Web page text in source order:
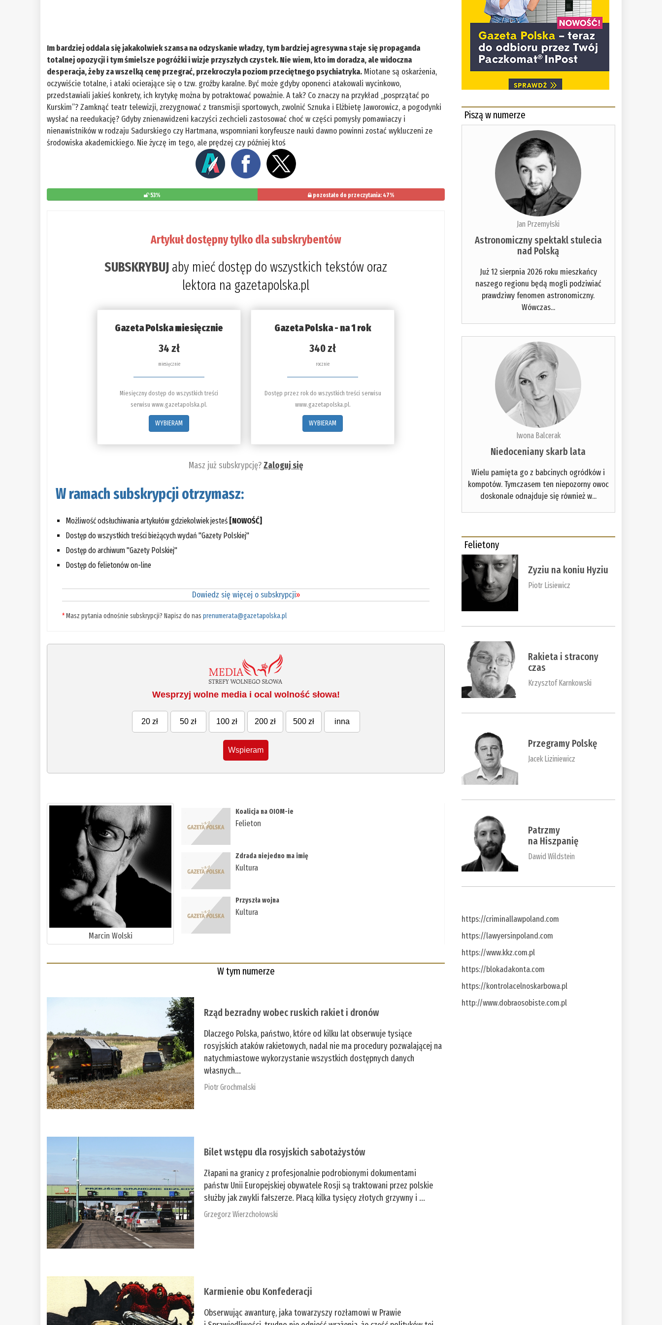
Im bardziej oddala się jakakolwiek szansa na odzyskanie władzy, tym bardziej agresywna staje się propaganda
totalnej opozycji i tym śmielsze pogróżki i wizje przyszłych czystek. Nie wiem, kto im doradza, ale widoczna
desperacja, żeby za wszelką cenę przegrać, przekroczyła poziom przeciętnego psychiatryka. Miotane są oskarżenia,
oczywiście totalne, i ataki ocierające się o tzw. groźby karalne. Być może gdyby oponenci atakowali wycinkowo,
przedstawiali jakieś konkrety, ich krytykę można by potraktować poważnie. A tak? Co znaczy na przykład „posprzątać po
Kurskim”? Zamknąć teatr telewizji, zrezygnować z transmisji sportowych, zwolnić Sznuka i Elżbietę Jaworowicz, a pogodynki
wysłać na reedukację? Gdyby znienawidzeni kaczyści zechcieli zastosować choć w części pomysły pomawiaczy i
nienawistników w rodzaju Sadurskiego czy Hartmana, wspomniani koryfeusze nauki dawno powinni zostać wykluczeni ze
środowiska akademickiego. Nie życzę im tego, ale prędzej czy później ktoś
53% pozostało do przeczytania: 47%
Artykuł dostępny tylko dla subskrybentów
SUBSKRYBUJ aby mieć dostęp do wszystkich tekstów oraz
lektora na gazetapolska.pl
Gazeta Polska miesięcznie
34 zł
miesięcznie
Miesięczny dostęp do wszystkich treści
serwisu www.gazetapolska.pl.
WYBIERAM
Gazeta Polska - na 1 rok
340 zł
rocznie
Dostęp przez rok do wszystkich treści serwisu
www.gazetapolska.pl.
WYBIERAM
Masz już subskrypcję?Zaloguj się
W ramach subskrypcji otrzymasz:
Możliwość odsłuchiwania artykułów gdziekolwiek jesteś [NOWOŚĆ]
Dostęp do wszystkich treści bieżących wydań "Gazety Polskiej"
Dostęp do archiwum "Gazety Polskiej"
Dostęp do felietonów on-line
Dowiedz się więcej o subskrypcji»
*Masz pytania odnośnie subskrypcji? Napisz do nasprenumerata@gazetapolska.pl
Wesprzyj wolne media i ocal wolność słowa!
20 zł 50 zł 100 zł 200 zł 500 zł inna
Wspieram
Marcin Wolski
Koalicja na OIOM-ie
Felieton
Zdrada niejedno ma imię
Kultura
Przyszła wojna
Kultura
W tym numerze
Rząd bezradny wobec ruskich rakiet i dronów
Dlaczego Polska, państwo, które od kilku lat obserwuje tysiące
rosyjskich ataków rakietowych, nadal nie ma procedury pozwalającej na
natychmiastowe wykorzystanie wszystkich dostępnych danych
własnych...
Piotr Grochmalski
Bilet wstępu dla rosyjskich sabotażystów
Złapani na granicy z profesjonalnie podrobionymi dokumentami
państw Unii Europejskiej obywatele Rosji są traktowani przez polskie
służby jak zwykli fałszerze. Płacą kilka tysięcy złotych grzywny i ...
Grzegorz Wierzchołowski
Karmienie obu Konfederacji
Obserwując awanturę, jaka towarzyszy rozłamowi w Prawie
Piszą w numerze
Jan Przemyłski
Astronomiczny spektakl stulecia
nad Polską
Już 12 sierpnia 2026 roku mieszkańcy
naszego regionu będą mogli podziwiać
prawdziwy fenomen astronomiczny.
Wówczas...
Iwona Balcerak
Niedoceniany skarb lata
Wielu pamięta go z babcinych ogródków i
kompotów. Tymczasem ten niepozorny owoc
doskonale odnajduje się również w...
Felietony
Zyziu na koniu Hyziu
Piotr Lisiewicz
Rakieta i stracony
czas
Krzysztof Karnkowski
Przegramy Polskę
Jacek Liziniewicz
Patrzmy
na Hiszpanię
Dawid Wildstein
https://criminallawpoland.com
https://lawyersinpoland.com
https://www.kkz.com.pl
https://blokadakonta.com
https://kontrolacelnoskarbowa.pl
http://www.dobraosobiste.com.pl